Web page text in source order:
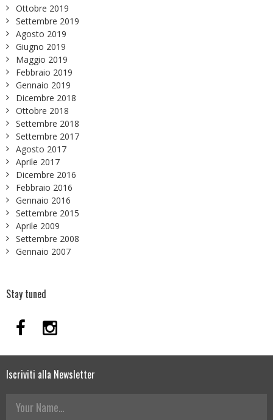
Ottobre 2019
Settembre 2019
Agosto 2019
Giugno 2019
Maggio 2019
Febbraio 2019
Gennaio 2019
Dicembre 2018
Ottobre 2018
Settembre 2018
Settembre 2017
Agosto 2017
Aprile 2017
Dicembre 2016
Febbraio 2016
Gennaio 2016
Settembre 2015
Aprile 2009
Settembre 2008
Gennaio 2007
Stay tuned
Iscriviti alla Newsletter